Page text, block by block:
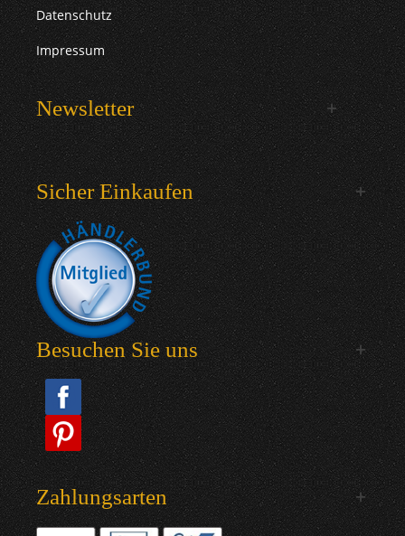
Datenschutz
Impressum
Newsletter
Sicher Einkaufen
Besuchen Sie uns
Zahlungsarten